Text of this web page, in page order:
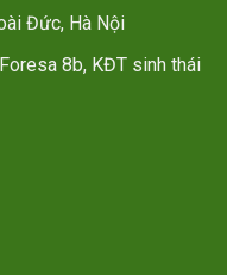
Đức, Hà Nội
8b, KĐT sinh thái